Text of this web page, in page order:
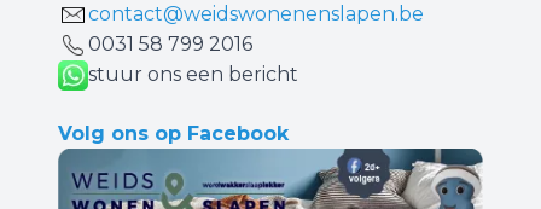
contact@weidswonenenslapen.be
0031 ‪58 799 2016‬
stuur ons een bericht
Volg ons op Facebook